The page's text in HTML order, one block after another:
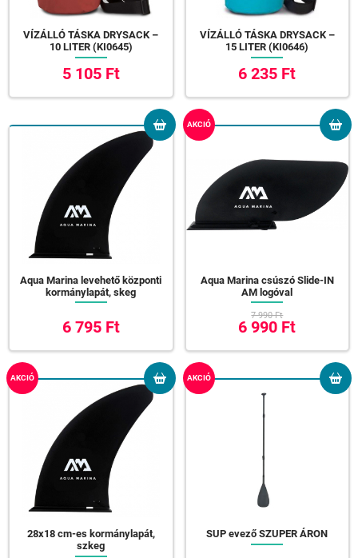
VÍZÁLLÓ TÁSKA DRYSACK –
10 LITER (KI0645)
5 105 Ft
VÍZÁLLÓ TÁSKA DRYSACK –
15 LITER (KI0646)
6 235 Ft
Aqua Marina levehető központi
kormánylapát, skeg
6 795 Ft
AKCIÓ
Aqua Marina csúszó Slide-IN
AM logóval
7 990 Ft
6 990 Ft
AKCIÓ
28x18 cm-es kormánylapát,
szkeg
AKCIÓ
SUP evező SZUPER ÁRON